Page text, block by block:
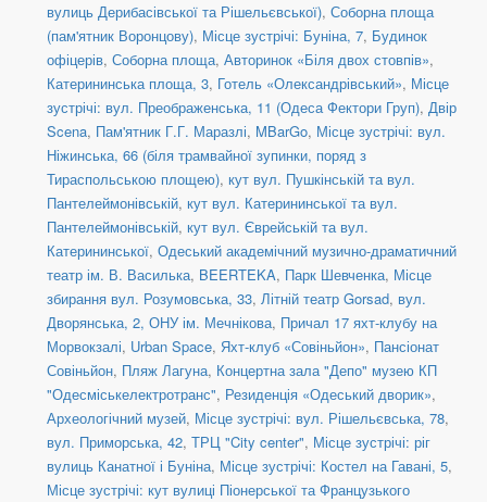
вулиць Дерибасівської та Рішельєвської), Соборна площа
(пам'ятник Воронцову), Місце зустрічі: Буніна, 7, Будинок
офіцерів, Соборна площа, Авторинок «Біля двох стовпів»,
Катерининська площа, 3, Готель «Олександрівський», Місце
зустрічі: вул. Преображенська, 11 (Одеса Фектори Груп), Двір
Scena, Пам'ятник Г.Г. Маразлі, MBarGo, Місце зустрічі: вул.
Ніжинська, 66 (біля трамвайної зупинки, поряд з
Тираспольською площею), кут вул. Пушкінській та вул.
Пантелеймонівській, кут вул. Катерининської та вул.
Пантелеймонівській, кут вул. Єврейській та вул.
Катерининської, Одеський академічний музично-драматичний
театр ім. В. Василька, BEERTEKA, Парк Шевченка, Місце
збирання вул. Розумовська, 33, Літній театр Gorsad, вул.
Дворянська, 2, ОНУ ім. Мечнікова, Причал 17 яхт-клубу на
Морвокзалі, Urban Space, Яхт-клуб «Совіньйон», Пансіонат
Совіньйон, Пляж Лагуна, Концертна зала "Депо" музею КП
"Одесміськелектротранс", Резиденція «Одеський дворик»,
Археологічний музей, Місце зустрічі: вул. Рішельєвська, 78,
вул. Приморська, 42, ТРЦ "City center", Місце зустрічі: ріг
вулиць Канатної і Буніна, Місце зустрічі: Костел на Гавані, 5,
Місце зустрічі: кут вулиці Піонерської та Французького